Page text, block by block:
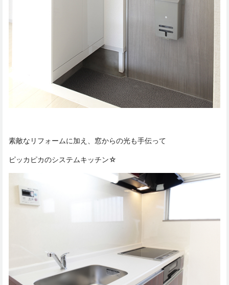
素敵なリフォームに加え、窓からの光も手伝って
ピッカピカのシステムキッチン☆